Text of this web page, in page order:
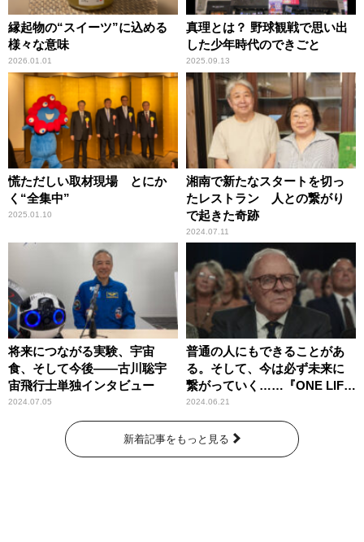
縁起物の“スイーツ”に込める
様々な意味
2026.01.01
真理とは？ 野球観戦で思い出
した少年時代のできごと
2025.09.13
慌ただしい取材現場 とにか
く“全集中”
2025.01.10
湘南で新たなスタートを切っ
たレストラン 人との繋がり
で起きた奇跡
2024.07.11
将来につながる実験、宇宙
食、そして今後――古川聡宇
宙飛行士単独インタビュー
2024.07.05
普通の人にもできることがあ
る。そして、今は必ず未来に
繋がっていく……『ONE LIFE
奇跡が繋いだ6000の命』
2024.06.21
新着記事をもっと見る